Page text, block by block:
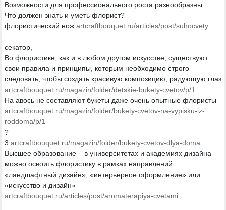
Возможности для профессионального роста разнообразны:
Что должен знать и уметь флорист?
флористический нож artcraftbouquet.ru/articles/post/suhocvety
секатор,
Во флористике, как и в любом другом искусстве, существуют
свои правила и принципы, которым необходимо строго
следовать, чтобы создать красивую композицию, радующую глаз
artcraftbouquet.ru/magazin/folder/detskie-bukety-cvetov/p/1
На авось не составляют букеты даже очень опытные флористы
artcraftbouquet.ru/magazin/folder/bukety-cvetov-na-vypisku-iz-
roddoma/p/1
?
3 artcraftbouquet.ru/magazin/folder/bukety-cvetov-dlya-doma
Высшее образование – в университетах и академиях дизайна
можно освоить флористику в рамках направлений
«ландшафтный дизайн», «интерьерное оформление» или
«искусство и дизайн»
artcraftbouquet.ru/articles/post/aromaterapiya-cvetami